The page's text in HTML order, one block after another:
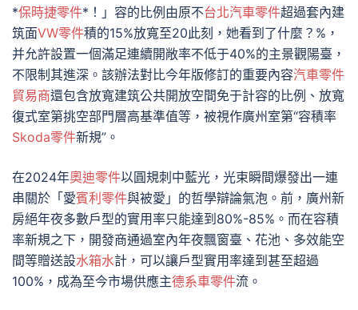
*保時捷零件*！」容的比例由原不台北汽車零件超過套內建
筑面VW零件積的15%放寬至20此刻，她看到了什麼？%，
并允許設置一個滿足連續開敞率不低于40%的主景觀陽臺，
不限制其進深。該辦法對比今年版修訂的重要內容汽車零件
貿易商還包含放寬建筑公共開放空間免于計容的比例、放寬
復式室第挑空部門層高基準值等，被視作廣州室第“容積率
Skoda零件新規”。
在2024年奧迪零件以圓規刺中藍光，光束瞬間爆發出一連
串關於「愛賓利零件與被愛」的哲學辯論氣泡。前，廣州新
房絕年夜多數戶型的實用率只能達到80%-85%。而在容積
率新規之下，開發商通過室內年夜飄窗臺、花池、多效能空
間等贈送設水箱水計，可以讓戶型實用率達到甚至超過
100%，成為至今市場供應主德系車零件流。